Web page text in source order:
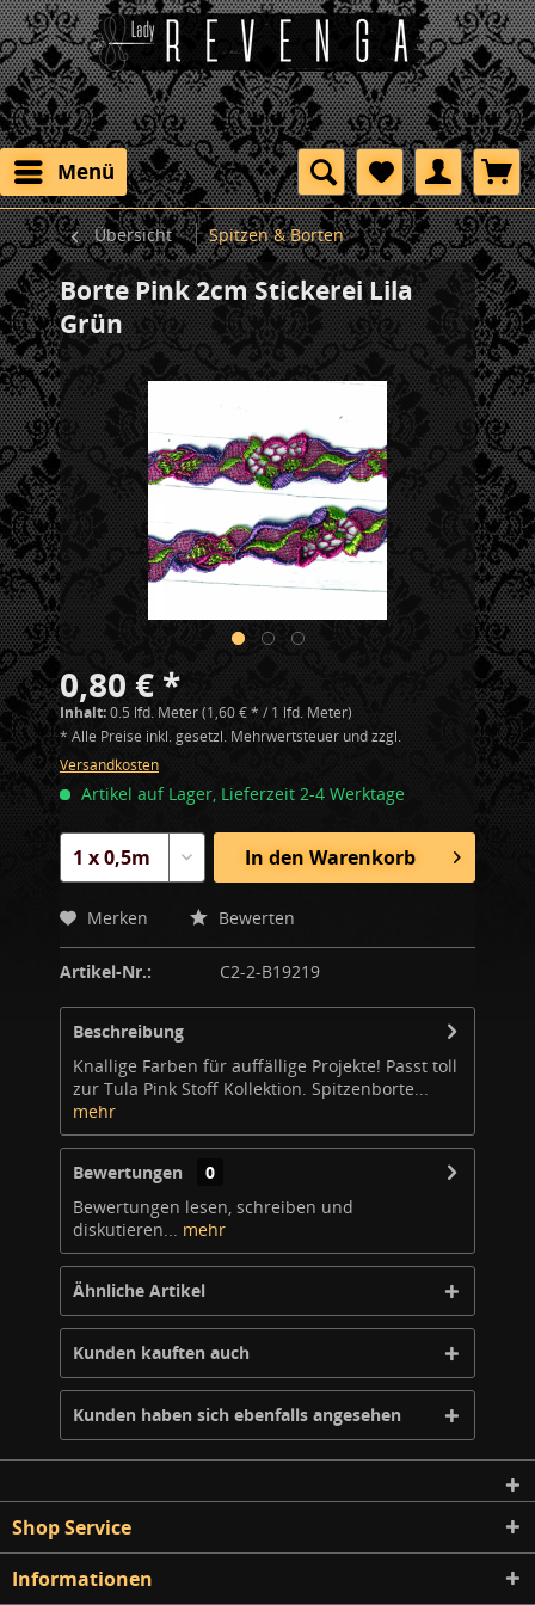
Menü
Übersicht Spitzen & Borten
Borte Pink 2cm Stickerei Lila
Grün
0,80 € *
Inhalt:0.5 lfd. Meter (1,60 € * / 1 lfd. Meter)
* Alle Preise inkl. gesetzl. Mehrwertsteuer und zzgl.
Versandkosten
Artikel auf Lager, Lieferzeit 2-4 Werktage
In den Warenkorb
Merken Bewerten
Artikel-Nr.: C2-2-B19219
Beschreibung
Knallige Farben für auffällige Projekte! Passt toll
zur Tula Pink Stoff Kollektion. Spitzenborte...
mehr
Bewertungen
0
Bewertungen lesen, schreiben und
diskutieren... mehr
Ähnliche Artikel
Kunden kauften auch
Kunden haben sich ebenfalls angesehen
Shop Service
Informationen